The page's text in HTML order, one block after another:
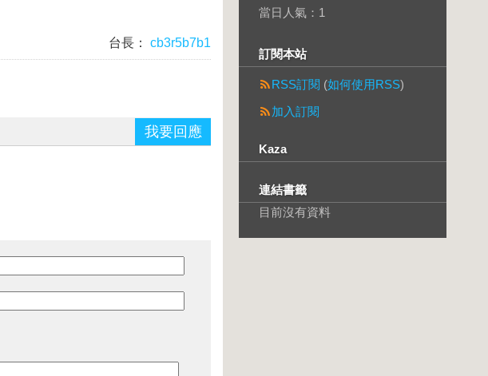
台長：
cb3r5b7b1
我要回應
當日人氣： 1
訂閱本站
RSS訂閱 (如何使用RSS)
加入訂閱
Kaza
連結書籤
目前沒有資料